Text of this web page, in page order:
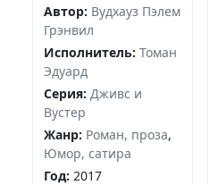
Дживс»
Автор: Вудхауз Пэлем
Грэнвил
Исполнитель: Томан
Эдуард
Серия: Дживс и
Вустер
Жанр: Роман, проза,
Юмор, сатира
Год: 2017